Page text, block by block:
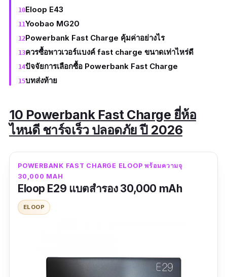
Eloop E43
Yoobao MG20
Powerbank Fast Charge คุ้มค่าอย่างไร
ควรซื้อพาวเวอร์แบงค์ fast charge ขนาดเท่าไหร่ดี
ปัจจัยการเลือกซื้อ Powerbank Fast Charge
บทส่งท้าย
10 Powerbank Fast Charge ยี่ห้อ
ไหนดี ชาร์จเร็ว ปลอดภัย ปี 2026
POWERBANK FAST CHARGE ELOOP พร้อมความจุ
30,000 MAH
Eloop E29 แบตสำรอง 30,000 mAh
ELOOP